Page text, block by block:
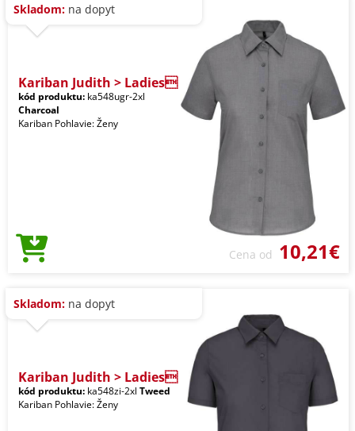
Skladom: na dopyt
Kariban Judith > Ladies
kód produktu: ka548ugr-2xl
Charcoal
Kariban Pohlavie: Ženy
Cena od 10,21€
Skladom: na dopyt
Kariban Judith > Ladies
kód produktu: ka548zi-2xl Tweed
Kariban Pohlavie: Ženy